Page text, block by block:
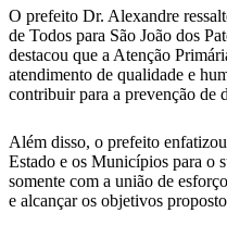
O prefeito Dr. Alexandre
de Todos para São João dos
destacou que a Atenção
atendimento de qualidade e
contribuir para a prevenção de
Além disso, o prefeito
Estado e os Municípios para o
somente com a união de
e alcançar os objetivos